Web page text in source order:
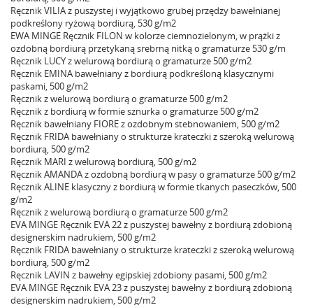
Ręcznik VILIA z puszystej i wyjątkowo grubej przędzy bawełnianej
podkreślony ryżową bordiurą, 530 g/m2
EWA MINGE Ręcznik FILON w kolorze ciemnozielonym, w prążki z
ozdobną bordiurą przetykaną srebrną nitką o gramaturze 530 g/m
Ręcznik LUCY z welurową bordiurą o gramaturze 500 g/m2
Ręcznik EMINA bawełniany z bordiurą podkreśloną klasycznymi
paskami, 500 g/m2
Ręcznik z welurową bordiurą o gramaturze 500 g/m2
Ręcznik z bordiurą w formie sznurka o gramaturze 500 g/m2
Ręcznik bawełniany FIORE z ozdobnym stebnowaniem, 500 g/m2
Ręcznik FRIDA bawełniany o strukturze krateczki z szeroką welurową
bordiurą, 500 g/m2
Ręcznik MARI z welurową bordiurą, 500 g/m2
Ręcznik AMANDA z ozdobną bordiurą w pasy o gramaturze 500 g/m2
Ręcznik ALINE klasyczny z bordiurą w formie tkanych paseczków, 500
g/m2
Ręcznik z welurową bordiurą o gramaturze 500 g/m2
EVA MINGE Ręcznik EVA 22 z puszystej bawełny z bordiurą zdobioną
designerskim nadrukiem, 500 g/m2
Ręcznik FRIDA bawełniany o strukturze krateczki z szeroką welurową
bordiurą, 500 g/m2
Ręcznik LAVIN z bawełny egipskiej zdobiony pasami, 500 g/m2
EVA MINGE Ręcznik EVA 23 z puszystej bawełny z bordiurą zdobioną
designerskim nadrukiem, 500 g/m2